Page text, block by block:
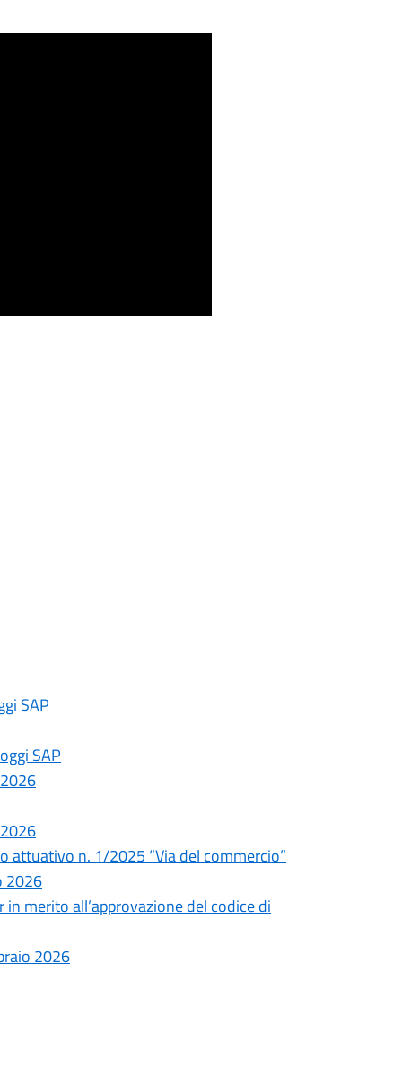
SAP
SAP
attuativo n. 1/2025 “Via del commercio”
2026
merito all’approvazione del codice di
2026